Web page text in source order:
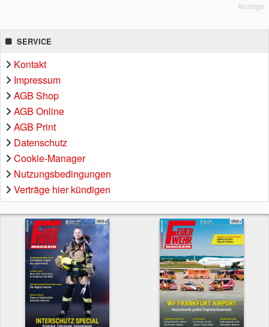
Anzeige
SERVICE
Kontakt
Impressum
AGB Shop
AGB Online
AGB Print
Datenschutz
Cookie-Manager
Nutzungsbedingungen
Verträge hier kündigen